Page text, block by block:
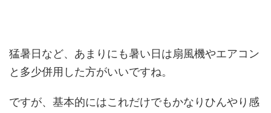
猛暑日など、あまりにも暑い日は扇風機やエアコン
と多少併用した方がいいですね。
ですが、基本的にはこれだけでもかなりひんやり感